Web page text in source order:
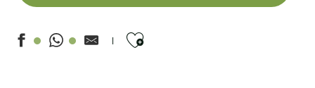
Ajouter aux favoris